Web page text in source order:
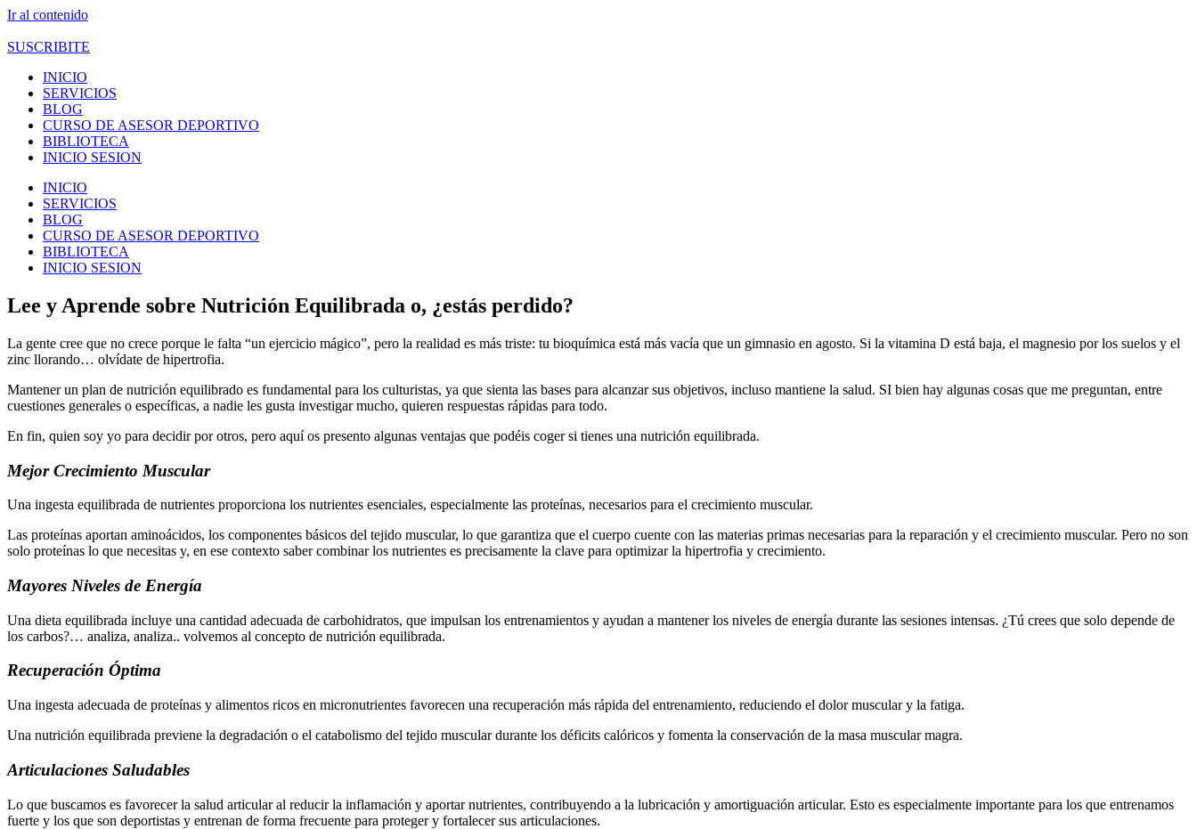
Ir al contenido
SUSCRIBITE
INICIO
SERVICIOS
BLOG
CURSO DE ASESOR DEPORTIVO
BIBLIOTECA
INICIO SESION
INICIO
SERVICIOS
BLOG
CURSO DE ASESOR DEPORTIVO
BIBLIOTECA
INICIO SESION
Lee y Aprende sobre Nutrición Equilibrada o, ¿estás perdido?
La gente cree que no crece porque le falta “un ejercicio mágico”, pero la realidad es más triste: tu bioquímica está más vacía que un gimnasio en agosto. Si la vitamina D está baja, el magnesio por los suelos y el
zinc llorando… olvídate de hipertrofia.
Mantener un plan de nutrición equilibrado es fundamental para los culturistas, ya que sienta las bases para alcanzar sus objetivos, incluso mantiene la salud. SI bien hay algunas cosas que me preguntan, entre
cuestiones generales o específicas, a nadie les gusta investigar mucho, quieren respuestas rápidas para todo.
En fin, quien soy yo para decidir por otros, pero aquí os presento algunas ventajas que podéis coger si tienes una nutrición equilibrada.
Mejor Crecimiento Muscular
Una ingesta equilibrada de nutrientes proporciona los nutrientes esenciales, especialmente las proteínas, necesarios para el crecimiento muscular.
Las proteínas aportan aminoácidos, los componentes básicos del tejido muscular, lo que garantiza que el cuerpo cuente con las materias primas necesarias para la reparación y el crecimiento muscular. Pero no son
solo proteínas lo que necesitas y, en ese contexto saber combinar los nutrientes es precisamente la clave para optimizar la hipertrofia y crecimiento.
Mayores Niveles de Energía
Una dieta equilibrada incluye una cantidad adecuada de carbohidratos, que impulsan los entrenamientos y ayudan a mantener los niveles de energía durante las sesiones intensas. ¿Tú crees que solo depende de
los carbos?… analiza, analiza.. volvemos al concepto de nutrición equilibrada.
Recuperación Óptima
Una ingesta adecuada de proteínas y alimentos ricos en micronutrientes favorecen una recuperación más rápida del entrenamiento, reduciendo el dolor muscular y la fatiga.
Una nutrición equilibrada previene la degradación o el catabolismo del tejido muscular durante los déficits calóricos y fomenta la conservación de la masa muscular magra.
Articulaciones Saludables
Lo que buscamos es favorecer la salud articular al reducir la inflamación y aportar nutrientes, contribuyendo a la lubricación y amortiguación articular. Esto es especialmente importante para los que entrenamos
fuerte y los que son deportistas y entrenan de forma frecuente para proteger y fortalecer sus articulaciones.